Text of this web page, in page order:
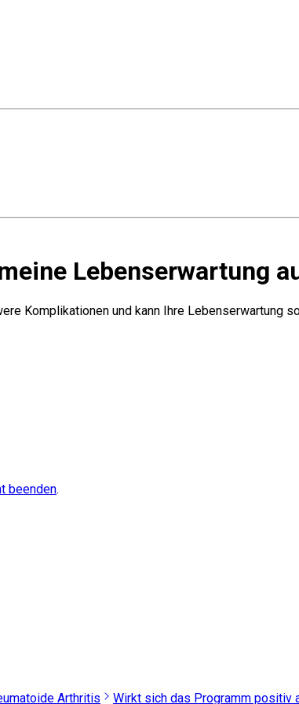
Lebenserwartung
Komplikationen und kann Ihre Lebenserwartung
beenden.
Arthritis Wirkt sich das Programm positiv